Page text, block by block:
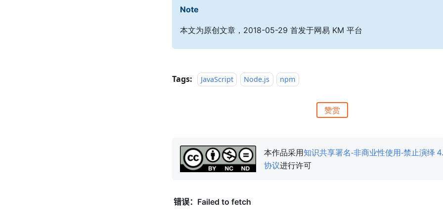
Note
本文为原创文章，2018-05-29 首发于网易 KM 平台
Tags: JavaScript Node.js npm
赞赏
本作品采用知识共享署名-非商业性使用-禁止演绎
协议进行许可